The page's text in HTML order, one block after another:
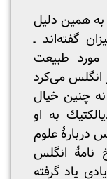
همین دلیل
گفته‌اند ـ
مورد طبیعت
انگلس می‌کرد
چنین خیال
به او
دربارۀ علوم
نامۀ انگلس
یاد گرفته